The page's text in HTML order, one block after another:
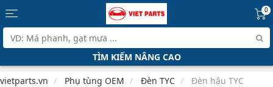
0
TÌM KIẾM NÂNG CAO
vietparts.vn Phụ tùng OEM Đèn TYC Đèn hậu TYC